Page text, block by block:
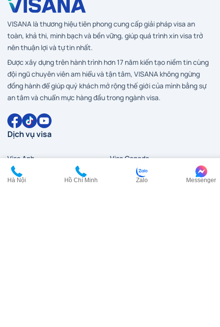
VISANA là thương hiệu tiên phong cung cấp giải pháp visa an
toàn, khả thi, minh bạch và bền vững, giúp quá trình xin visa trở
nên thuận lợi và tự tin nhất.
Được xây dựng trên hành trình hơn 17 năm kiến tạo niềm tin cùng
đội ngũ chuyên viên am hiểu và tận tâm, VISANA không ngừng
đồng hành để giúp quý khách mở rộng thế giới của mình bằng sự
an tâm và chuẩn mực hàng đầu trong ngành visa.
Dịch vụ visa
Visa Anh
Visa Canada
Visa Đài Loan
Visa Hàn Quốc
Hà Nội Hồ Chí Minh Zalo Messenger